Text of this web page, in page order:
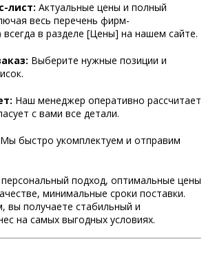
лист: Актуальные цены и полный
весь перечень фирм-
всегда в разделе [Цены] на нашем сайте.
Выберите нужные позиции и
Наш менеджер оперативно рассчитает
с вами все детали.
быстро укомплектуем и отправим
подход, оптимальные цены
минимальные сроки поставки.
вы получаете стабильный и
на самых выгодных условиях.